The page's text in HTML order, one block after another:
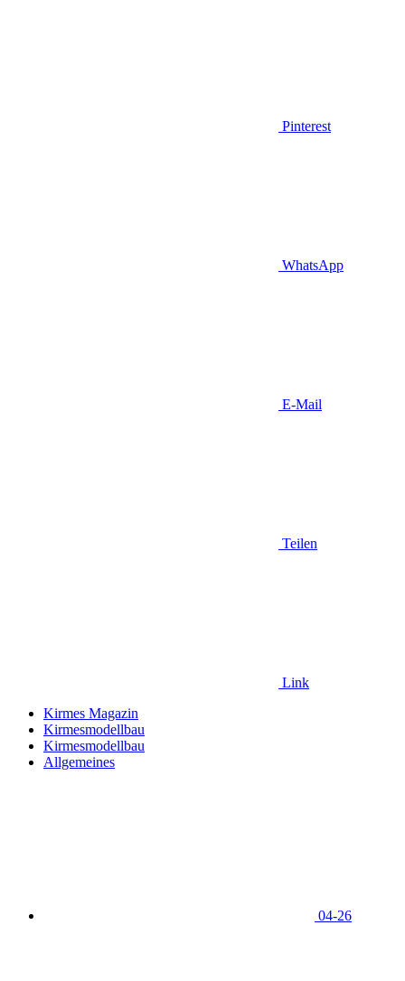
Pinterest
WhatsApp
E-Mail
Teilen
Link
Kirmes Magazin
Kirmesmodellbau
Kirmesmodellbau
Allgemeines
04-26